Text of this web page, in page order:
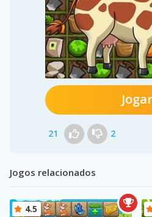
Jogar
21 2
Jogos relacionados
4.5